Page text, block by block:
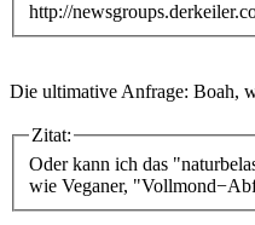
http://
Die ultimative Anfrage: Boah,
Zitat:
Oder kann ich das
wie Veganer,